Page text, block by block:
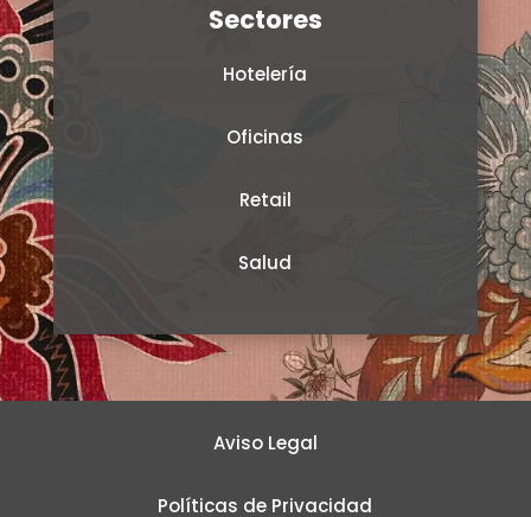
Sectores
Hotelería
Oficinas
Retail
Salud
Aviso Legal
Políticas de Privacidad